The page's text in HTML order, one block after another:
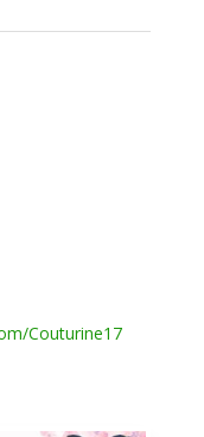
Couturine17